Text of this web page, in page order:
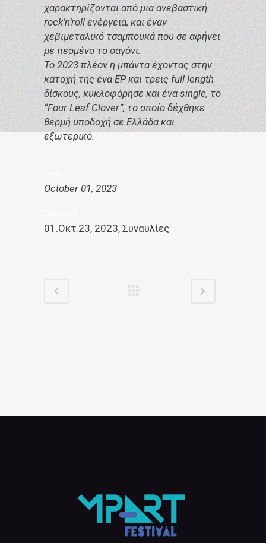
χαρακτηρίζονται από μια ανεβαστική
rock’n’roll ενέργεια, και έναν
χεβιμεταλικό τσαμπουκά που σε αφήνει
με πεσμένο το σαγόνι.
Το 2023 πλέον η μπάντα έχοντας στην
κατοχή της ένα EP και τρεις full length
δίσκους, κυκλοφόρησε και ένα single, το
“Four Leaf Clover”, το οποίο δέχθηκε
θερμή υποδοχή σε Ελλάδα και
εξωτερικό.
October 01, 2023
01.Οκτ.23, 2023, Συναυλίες